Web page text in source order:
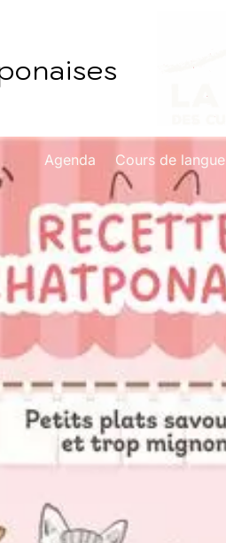
Agenda Cours de langue